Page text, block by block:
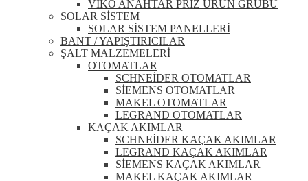
VIKO ANAHTAR PRİZ ÜRÜN GRUBU
SOLAR SİSTEM
SOLAR SİSTEM PANELLERİ
BANT / YAPIŞTIRICILAR
ŞALT MALZEMELERİ
OTOMATLAR
SCHNEİDER OTOMATLAR
SİEMENS OTOMATLAR
MAKEL OTOMATLAR
LEGRAND OTOMATLAR
KAÇAK AKIMLAR
SCHNEİDER KAÇAK AKIMLAR
LEGRAND KAÇAK AKIMLAR
SİEMENS KAÇAK AKIMLAR
MAKEL KAÇAK AKIMLAR